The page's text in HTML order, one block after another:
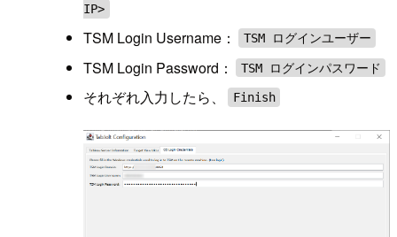
IP>
TSM Login Username： TSM ログインユーザー
TSM Login Password： TSM ログインパスワード
それぞれ入力したら、 Finish